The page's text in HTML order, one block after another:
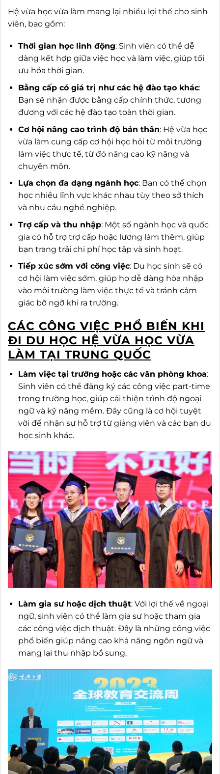
Hệ vừa học vừa làm mang lại nhiều lợi thế cho sinh
viên, bao gồm:
Thời gian học linh động: Sinh viên có thể dễ
dàng kết hợp giữa việc học và làm việc, giúp tối
ưu hóa thời gian.
Bằng cấp có giá trị như các hệ đào tạo khác:
Bạn sẽ nhận được bằng cấp chính thức, tương
đương với các hệ đào tạo toàn thời gian.
Cơ hội nâng cao trình độ bản thân: Hệ vừa học
vừa làm cung cấp cơ hội học hỏi từ môi trường
làm việc thực tế, từ đó nâng cao kỹ năng và
chuyên môn.
Lựa chọn đa dạng ngành học: Bạn có thể chọn
học nhiều lĩnh vực khác nhau tùy theo sở thích
và nhu cầu nghề nghiệp.
Trợ cấp và thu nhập: Một số ngành học và quốc
gia có hỗ trợ trợ cấp hoặc lương làm thêm, giúp
bạn trang trải chi phí học tập và sinh hoạt.
Tiếp xúc sớm với công việc: Du học sinh sẽ có
cơ hội làm việc sớm, giúp họ dễ dàng hòa nhập
vào môi trường làm việc thực tế và tránh cảm
giác bỡ ngỡ khi ra trường.
CÁC CÔNG VIỆC PHỔ BIẾN KHI
ĐI DU HỌC HỆ VỪA HỌC VỪA
LÀM TẠI TRUNG QUỐC
Làm việc tại trường hoặc các văn phòng khoa:
Sinh viên có thể đăng ký các công việc part-time
trong trường học, giúp cải thiện trình độ ngoại
ngữ và kỹ năng mềm. Đây cũng là cơ hội tuyệt
vời để nhận sự hỗ trợ từ giảng viên và các bạn du
học sinh khác.
Làm gia sư hoặc dịch thuật: Với lợi thế về ngoại
ngữ, sinh viên có thể làm gia sư hoặc tham gia
các công việc dịch thuật. Đây là những công việc
phổ biến giúp nâng cao khả năng ngôn ngữ và
mang lại thu nhập bổ sung.